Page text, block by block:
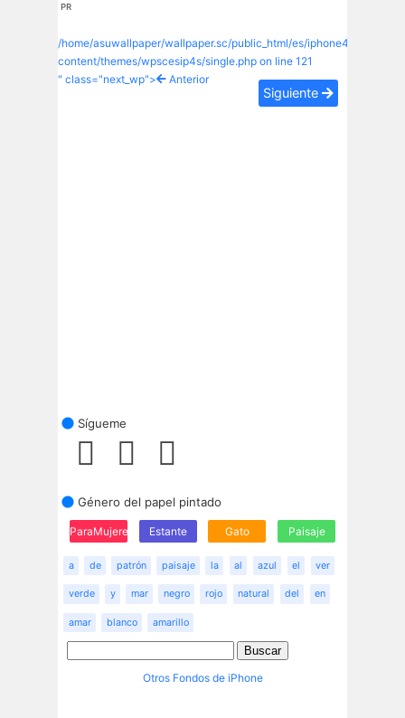
PR
/home/asuwallpaper/wallpaper.sc/public_html/es/iphone4s/wp-
content/themes/wpscesip4s/single.php on line 121
" class="next_wp">
Anterior
Siguiente
Sígueme
Género del papel pintado
ParaMujeres Estante Gato Paisaje
a de patrón paisaje la al azul el ver
verde y mar negro rojo natural del en
amar blanco amarillo
Otros Fondos de iPhone